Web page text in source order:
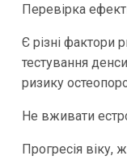
Перевірка
Є різні фактори
тестування
ризику
Не вживати
Прогресія віку,